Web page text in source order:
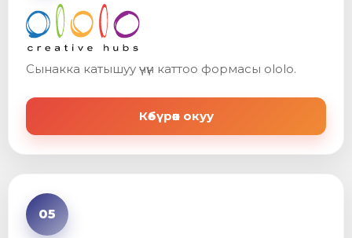
Сынакка катышуу үчүн каттоо формасы ololo.
Көбүрөөк окуу
05